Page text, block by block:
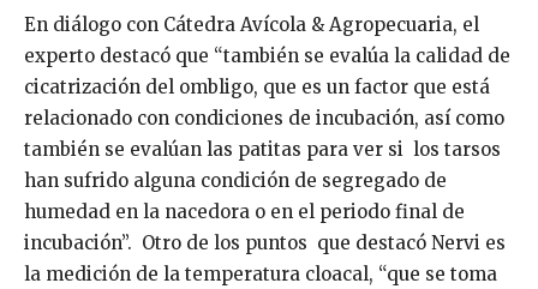
En diálogo con Cátedra Avícola & Agropecuaria, el
experto destacó que “también se evalúa la calidad de
cicatrización del ombligo, que es un factor que está
relacionado con condiciones de incubación, así como
también se evalúan las patitas para ver si los tarsos
han sufrido alguna condición de segregado de
humedad en la nacedora o en el periodo final de
incubación”. Otro de los puntos que destacó Nervi es
la medición de la temperatura cloacal, “que se toma